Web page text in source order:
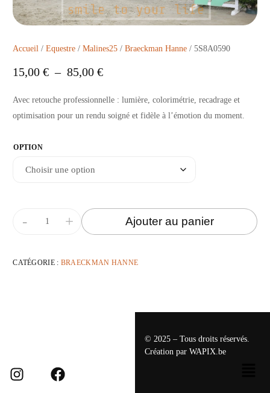
Accueil /Equestre /Malines25 /Braeckman Hanne / 5S8A0590
15,00€ – 85,00€
Avec retouche professionnelle : lumière, colorimétrie, recadrage et
optimisation pour un rendu soigné et fidèle à l’émotion du moment.
OPTION
+
- Ajouter au panier
CATÉGORIE : BRAECKMAN HANNE
© 2025 – Tous droits réservés.
Création par WAPIX.be